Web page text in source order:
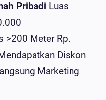
Pribadi Luas
>200 Meter Rp.
Diskon
Marketing